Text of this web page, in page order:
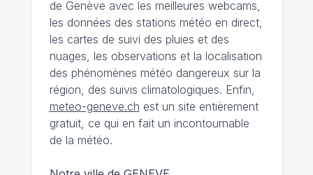
de Genève avec les meilleures webcams,
les données des stations météo en direct,
les cartes de suivi des pluies et des
nuages, les observations et la localisation
des phénomènes météo dangereux sur la
région, des suivis climatologiques. Enfin,
meteo-geneve.ch est un site entièrement
gratuit, ce qui en fait un incontournable
de la météo.